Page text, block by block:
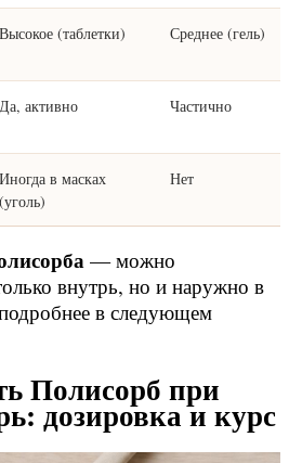
Высокое (таблетки) Среднее (гель)
Да, активно Частично
Иногда в масках
(уголь)
Нет
— можно
внутрь, но и наружно в
в следующем
Полисорб при
дозировка и курс